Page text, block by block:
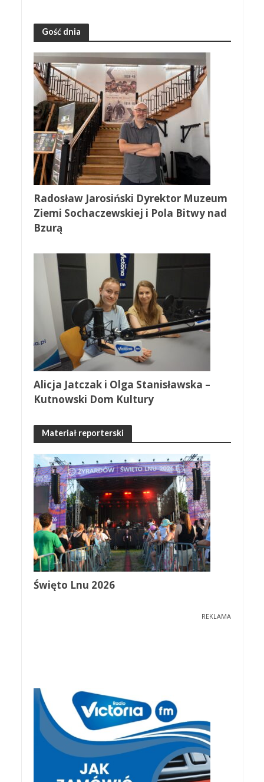
Gość dnia
Radosław Jarosiński Dyrektor Muzeum
Ziemi Sochaczewskiej i Pola Bitwy nad
Bzurą
Alicja Jatczak i Olga Stanisławska –
Kutnowski Dom Kultury
Materiał reporterski
Święto Lnu 2026
REKLAMA